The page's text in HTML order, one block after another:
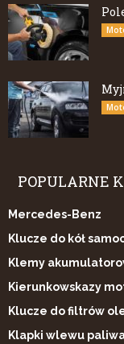
POPULARNE
Mercedes-Benz
Klucze do kół
Klemy
Kierunkowskazy
Klucze do filtrów
Klapki wlewu